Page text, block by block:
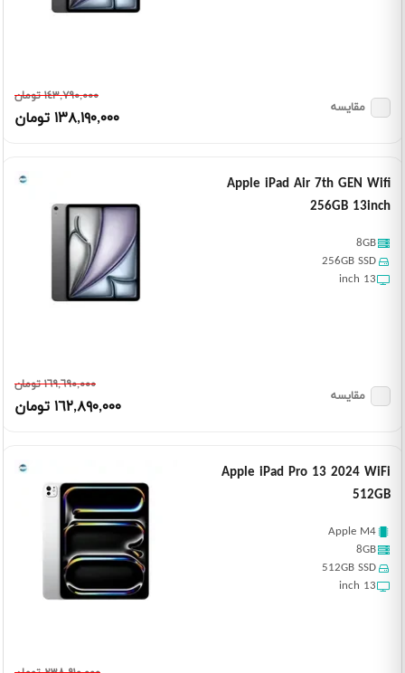
١٤٣,٧٩٠,٠٠٠ تومان
١٣٨,١٩٠,٠٠٠ تومان
مقایسه
Apple iPad Air 7th GEN Wifi
256GB 13inch
8GB
256GB SSD
13 inch
١٦٩,٦٩٠,٠٠٠ تومان
١٦٢,٨٩٠,٠٠٠ تومان
مقایسه
Apple iPad Pro 13 2024 WiFi
512GB
Apple M4
8GB
512GB SSD
13 inch